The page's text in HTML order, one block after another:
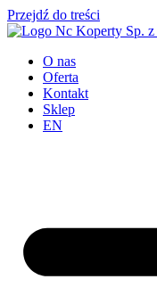
Przejdź do treści
O nas
Oferta
Kontakt
Sklep
EN